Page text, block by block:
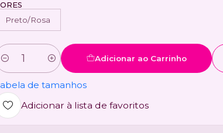
Preto/Rosa
Adicionar ao Carrinho
de tamanhos
Adicionar à lista de favoritos